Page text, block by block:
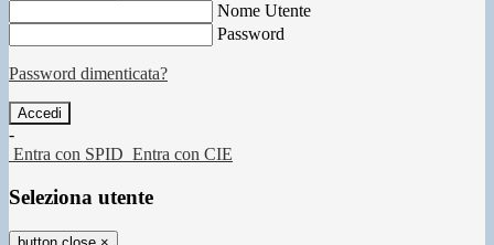
Nome Utente
Password
Password dimenticata?
-
Entra con SPID Entra con CIE
Seleziona utente